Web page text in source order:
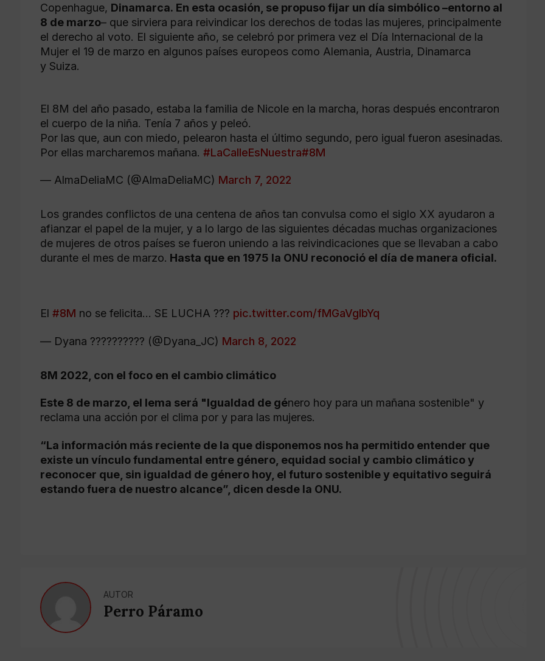
Copenhague, Dinamarca. En esta ocasión, se propuso fijar un día simbólico –entorno al
8 de marzo– que sirviera para reivindicar los derechos de todas las mujeres, principalmente
el derecho al voto. El siguiente año, se celebró por primera vez el Día Internacional de la
Mujer el 19 de marzo en algunos países europeos como Alemania, Austria, Dinamarca
y Suiza.
El 8M del año pasado, estaba la familia de Nicole en la marcha, horas después encontraron
el cuerpo de la niña. Tenía 7 años y peleó.
Por las que, aun con miedo, pelearon hasta el último segundo, pero igual fueron asesinadas.
Por ellas marcharemos mañana. #LaCalleEsNuestra#8M
— AlmaDeliaMC (@AlmaDeliaMC) March 7, 2022
Los grandes conflictos de una centena de años tan convulsa como el siglo XX ayudaron a
afianzar el papel de la mujer, y a lo largo de las siguientes décadas muchas organizaciones
de mujeres de otros países se fueron uniendo a las reivindicaciones que se llevaban a cabo
durante el mes de marzo. Hasta que en 1975 la ONU reconoció el día de manera oficial.
El #8M no se felicita… SE LUCHA ??? pic.twitter.com/fMGaVglbYq
— Dyana ?????????? (@Dyana_JC) March 8, 2022
8M 2022, con el foco en el cambio climático
Este 8 de marzo, el lema será "Igualdad de género hoy para un mañana sostenible" y
reclama una acción por el clima por y para las mujeres.
“La información más reciente de la que disponemos nos ha permitido entender que
existe un vínculo fundamental entre género, equidad social y cambio climático y
reconocer que, sin igualdad de género hoy, el futuro sostenible y equitativo seguirá
estando fuera de nuestro alcance”, dicen desde la ONU.
AUTOR
Perro Páramo